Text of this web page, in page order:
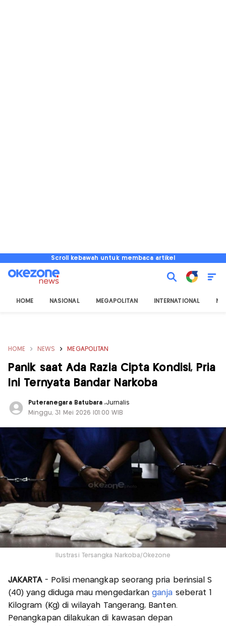
Scroll kebawah untuk membaca artikel
HOME NASIONAL MEGAPOLITAN INTERNATIONAL
HOME NEWS MEGAPOLITAN
Panik saat Ada Razia Cipta Kondisi, Pria
Ini Ternyata Bandar Narkoba
Puteranegara Batubara,Jurnalis
Minggu, 31 Mei 2026 |01:00 WIB
Ilustrasi Tersangka Narkoba/Okezone
JAKARTA - Polisi menangkap seorang pria berinsial S
(40) yang diduga mau mengedarkan ganja seberat 1
Kilogram (Kg) di wilayah Tangerang, Banten.
Penangkapan dilakukan di kawasan depan